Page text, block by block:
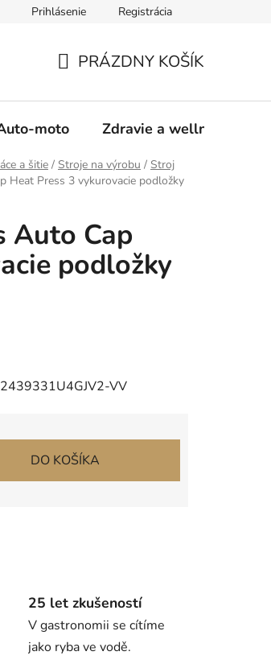
Prihlásenie Registrácia
KOŠÍK
PRÁZDNY KOŠÍK
moto Zdravie a wellness
a šitie / Stroje na výrobu / Stroj
Heat Press 3 vykurovacie podložky
Auto Cap
podložky
VV
DO KOŠÍKA
25 let zkušeností
V gastronomii se cítíme
jako ryba ve vodě.